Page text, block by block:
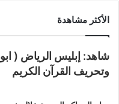
الأكثر مشاهدة
شاهد: إبليس الرياض (
وتحريف القرآن الكريم